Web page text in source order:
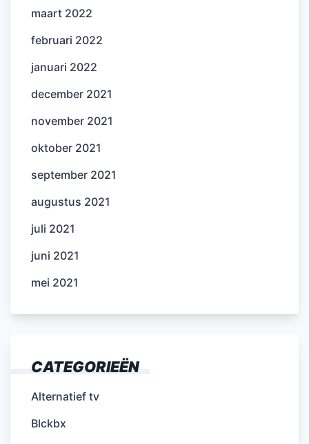
maart 2022
februari 2022
januari 2022
december 2021
november 2021
oktober 2021
september 2021
augustus 2021
juli 2021
juni 2021
mei 2021
CATEGORIEËN
Alternatief tv
Blckbx